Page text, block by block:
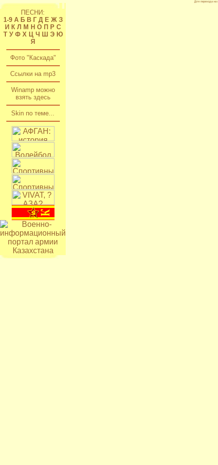
Для перехода на
ПЕСНИ:
1-9 А Б В Г Д ЕЖ З
И К Л М Н О П Р С
ТУ Ф Х ЦЧ Ш Э Ю
Я
Фото "Каскада"
Ссылки на mp3
Winamp можно
взять здесь
Skin по теме...